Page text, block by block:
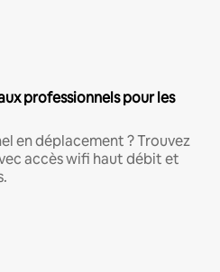
professionnels pour les
en déplacement ? Trouvez
accès wifi haut débit et